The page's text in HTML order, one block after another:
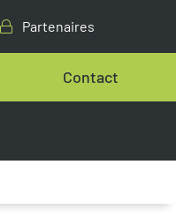
Partenaires
Contact